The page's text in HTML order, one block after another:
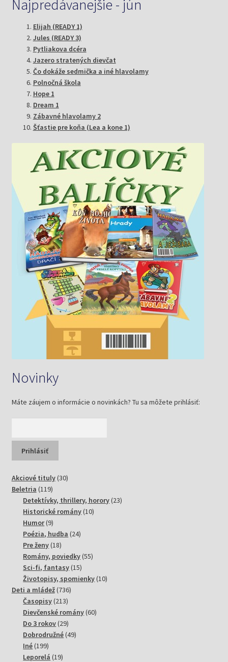
Najpredávanejšie - jún
Elijah (READY 1)
Jules (READY 3)
Pytliakova dcéra
Jazero stratených dievčat
Čo dokáže sedmička a iné hlavolamy
Polnočná škola
Hope 1
Dream 1
Zábavné hlavolamy 2
Šťastie pre koňa (Lea a kone 1)
Novinky
Máte záujem o informácie o novinkách? Tu sa môžete prihlásiť:
Akciové tituly 3030
Beletria 119119
produktov
Detektívky, thrillery, horory 2323
Historické romány 1010
Humor 99
produktov
Poézia, hudba 2424
Pre ženy 1818
produktov
Romány, poviedky 5555
Sci-fi, fantasy 1515
produktov
Životopisy, spomienky 1010
Deti a mládež 736736
Časopisy 213213
produktov
Dievčenské romány 6060
Do 3 rokov 2929
produktov
Dobrodružné 4949
Iné 199199
produktov
Leporelá 1919